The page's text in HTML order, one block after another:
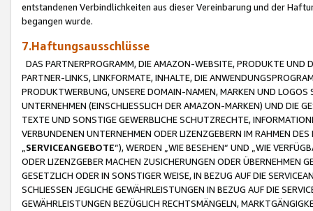
entstandenen Verbindlichkeiten aus dieser Vereinbarung und der
begangen wurde.
7.Haftungsausschlüsse
DAS PARTNERPROGRAMM, DIE AMAZON-WEBSITE, PRODUKTE UND
PARTNER-LINKS, LINKFORMATE, INHALTE, DIE
PRODUKTWERBUNG, UNSERE DOMAIN-NAMEN, MARKEN UND
UNTERNEHMEN (EINSCHLIESSLICH DER AMAZON-MARKEN) UND DIE
TEXTE UND SONSTIGE GEWERBLICHE SCHUTZRECHTE,
VERBUNDENEN UNTERNEHMEN ODER LIZENZGEBERN IM RAHMEN
SERVICEANGEBOTE“), WERDEN „WIE BESEHEN“ UND „WIE
ODER LIZENZGEBER MACHEN ZUSICHERUNGEN ODER ÜBERNEHMEN
GESETZLICH ODER IN SONSTIGER WEISE, IN BEZUG AUF DIE
SCHLIESSEN JEGLICHE GEWÄHRLEISTUNGEN IN BEZUG AUF DIE
GEWÄHRLEISTUNGEN BEZÜGLICH RECHTSMÄNGELN,